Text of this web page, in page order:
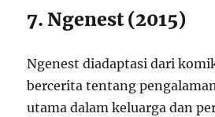
7. Ngenest (2015)
Ngenest diadaptasi dari
bercerita tentang
utama dalam keluarga dan